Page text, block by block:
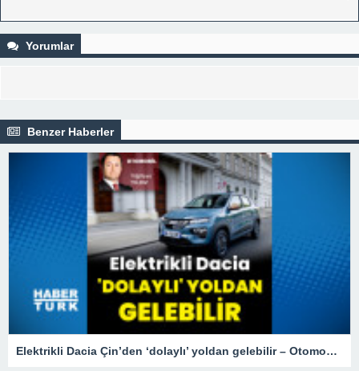
Yorumlar
Benzer Haberler
Elektrikli Dacia Çin’den ‘dolaylı’ yoldan gelebilir – Otomobil Haberleri